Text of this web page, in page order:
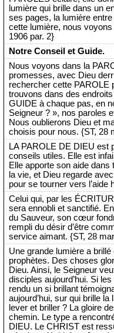
lumière qui brille dans un
ses pages, la lumière
cette lumière, nous
1906 par. 2}
Notre Conseil et Guide.
Nous voyons dans la
promesses, avec Dieu
rechercher cette PAROLE
trouvons dans des
GUIDE à chaque pas, en
Seigneur ? », nos paroles
Nous oublierons Dieu et
choisis pour nous. {ST, 28
LA PAROLE DE DIEU est
conseils utiles. Elle est
Elle apporte son aide
la vie, et Dieu regarde
pour se tourner vers l’aide
Celui qui, par les
sera ennobli et sanctifié.
du Sauveur, son cœur
rempli du désir d’être
service aimant. {ST, 28
Une grande lumière a
prophètes. Des choses
Dieu. Ainsi, le Seigneur
disciples aujourd’hui. Si
rendu un si brillant
aujourd’hui, sur qui brille
lever et briller ? La gloire
chemin. Le type a
DIEU. Le CHRIST est